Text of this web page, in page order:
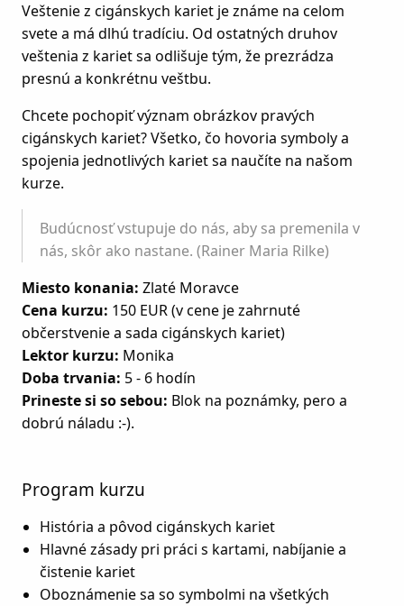
Veštenie z cigánskych kariet je známe na celom
svete a má dlhú tradíciu. Od ostatných druhov
veštenia z kariet sa odlišuje tým, že prezrádza
presnú a konkrétnu veštbu.
Chcete pochopiť význam obrázkov pravých
cigánskych kariet? Všetko, čo hovoria symboly a
spojenia jednotlivých kariet sa naučíte na našom
kurze.
Budúcnosť vstupuje do nás, aby sa premenila v
nás, skôr ako nastane. (Rainer Maria Rilke)
Miesto konania: Zlaté Moravce
Cena kurzu: 150 EUR (v cene je zahrnuté
občerstvenie a sada cigánskych kariet)
Lektor kurzu: Monika
Doba trvania: 5 - 6 hodín
Prineste si so sebou: Blok na poznámky, pero a
dobrú náladu :-).
Program kurzu
História a pôvod cigánskych kariet
Hlavné zásady pri práci s kartami, nabíjanie a
čistenie kariet
Oboznámenie sa so symbolmi na všetkých